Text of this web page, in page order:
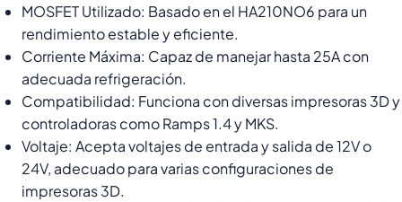
MOSFET Utilizado: Basado en el HA210NO6 para un
rendimiento estable y eficiente.
Corriente Máxima: Capaz de manejar hasta 25A con
adecuada refrigeración.
Compatibilidad: Funciona con diversas impresoras 3D y
controladoras como Ramps 1.4 y MKS.
Voltaje: Acepta voltajes de entrada y salida de 12V o
24V, adecuado para varias configuraciones de
impresoras 3D.